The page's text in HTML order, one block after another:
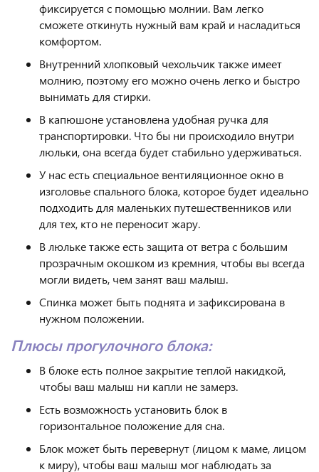
фиксируется с помощью молнии. Вам легко
сможете откинуть нужный вам край и насладиться
комфортом.
Внутренний хлопковый чехольчик также имеет
молнию, поэтому его можно очень легко и быстро
вынимать для стирки.
В капюшоне установлена удобная ручка для
транспортировки. Что бы ни происходило внутри
люльки, она всегда будет стабильно удерживаться.
У нас есть специальное вентиляционное окно в
изголовье спального блока, которое будет идеально
подходить для маленьких путешественников или
для тех, кто не переносит жару.
В люльке также есть защита от ветра с большим
прозрачным окошком из кремния, чтобы вы всегда
могли видеть, чем занят ваш малыш.
Спинка может быть поднята и зафиксирована в
нужном положении.
Плюсы прогулочного блока:
В блоке есть полное закрытие теплой накидкой,
чтобы ваш малыш ни капли не замерз.
Eсть возможность установить блок в
горизонтальное положение для сна.
Блок может быть перевернут (лицом к маме, лицом
к миру), чтобы ваш малыш мог наблюдать за